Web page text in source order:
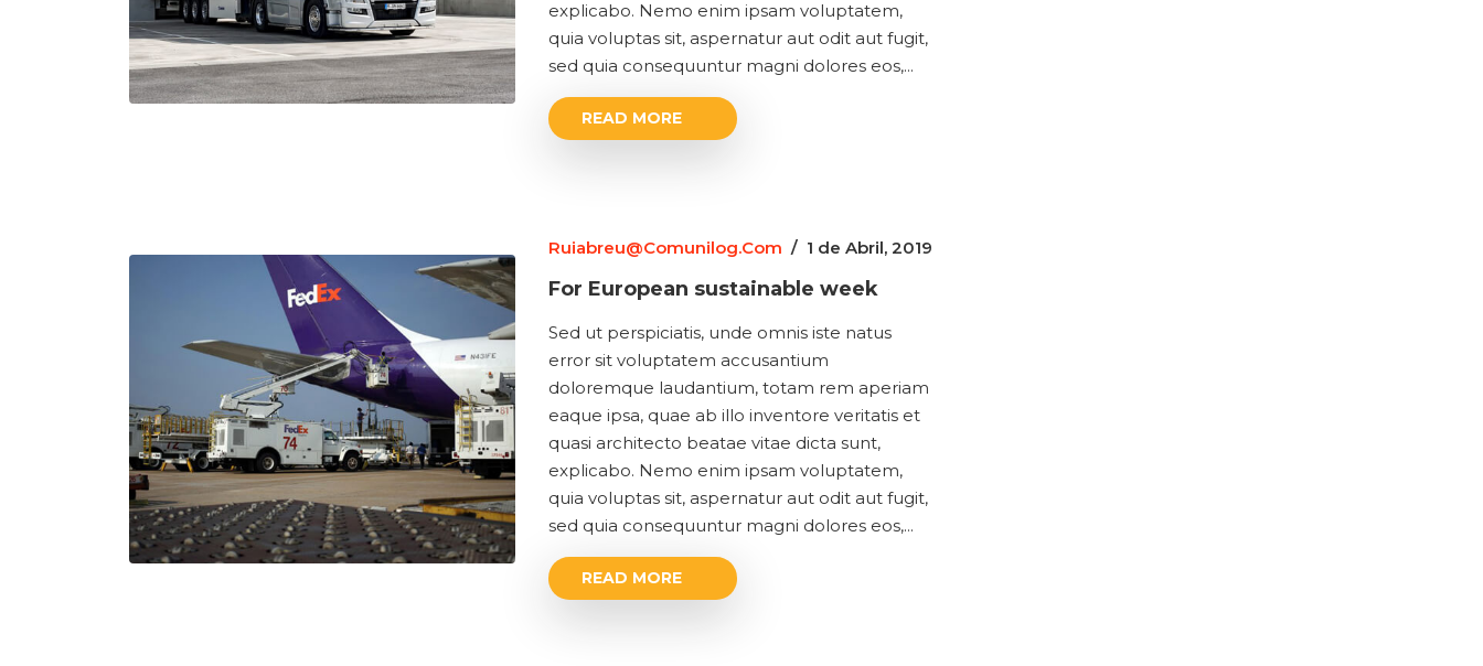
explicabo. Nemo enim ipsam voluptatem,
quia voluptas sit, aspernatur aut odit aut fugit,
sed quia consequuntur magni dolores eos,...
READ MORE
Ruiabreu@comunilog.com / 1 de Abril, 2019
For European sustainable week
Sed ut perspiciatis, unde omnis iste natus
error sit voluptatem accusantium
doloremque laudantium, totam rem aperiam
eaque ipsa, quae ab illo inventore veritatis et
quasi architecto beatae vitae dicta sunt,
explicabo. Nemo enim ipsam voluptatem,
quia voluptas sit, aspernatur aut odit aut fugit,
sed quia consequuntur magni dolores eos,...
READ MORE